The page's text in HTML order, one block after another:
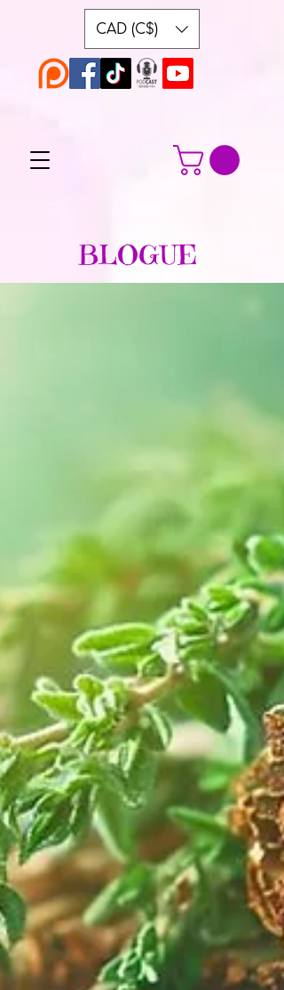
CAD (C$)
BLOGUE